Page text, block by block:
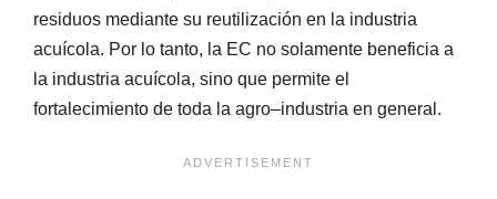
residuos mediante su reutilización en la industria
acuícola. Por lo tanto, la EC no solamente beneficia a
la industria acuícola, sino que permite el
fortalecimiento de toda la agro–industria en general.